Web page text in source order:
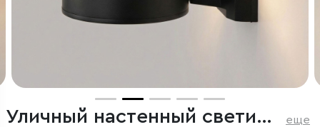
Уличный настенный светильник 1530 TECHNO LED 3000K чёрный еще